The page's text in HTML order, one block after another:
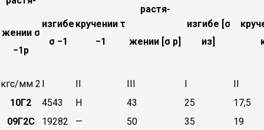
жении σ
−1р
изгибе
σ −1
кручении τ
−1
растя-
жении [σ р]
изгибе [σ
из]
кгс/мм 2 I II III I
II
10Г2
4543 Н 43 25
17,5
09Г2С
19282 — 50 35
19